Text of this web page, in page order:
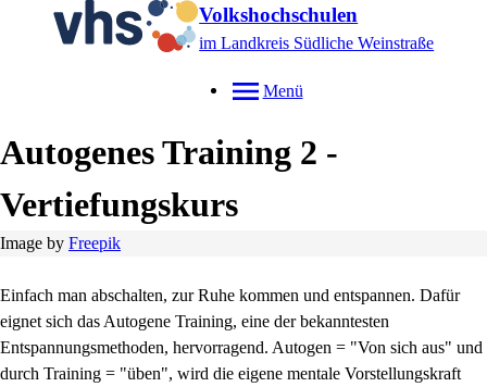
Volkshochschulen
im Landkreis Südliche Weinstraße
Menü
Autogenes Training 2 -
Vertiefungskurs
Image by Freepik
Einfach man abschalten, zur Ruhe kommen und entspannen. Dafür
eignet sich das Autogene Training, eine der bekanntesten
Entspannungsmethoden, hervorragend. Autogen = "Von sich aus" und
durch Training = "üben", wird die eigene mentale Vorstellungskraft